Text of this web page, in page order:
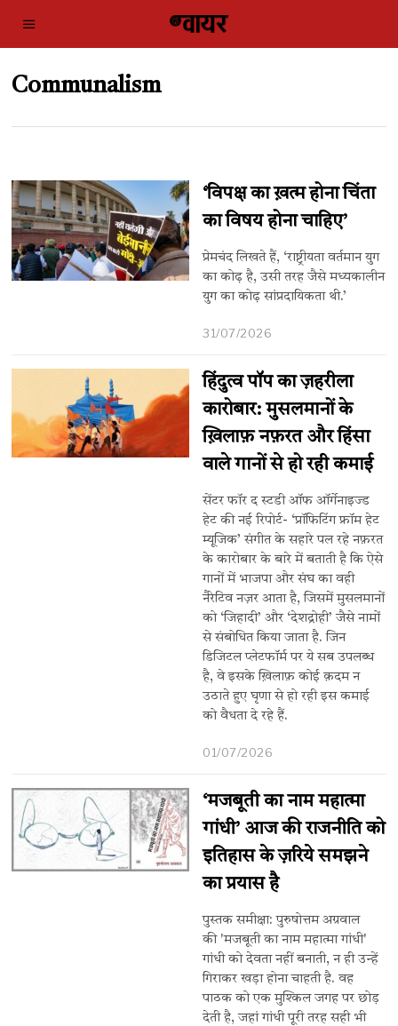
Communalism
‘विपक्ष का ख़त्म होना चिंता
का विषय होना चाहिए’
प्रेमचंद लिखते हैं, ‘राष्ट्रीयता वर्तमान युग
का कोढ़ है, उसी तरह जैसे मध्यकालीन
युग का कोढ़ सांप्रदायिकता थी.’
31/07/2026
हिंदुत्व पॉप का ज़हरीला
कारोबार: मुसलमानों के
ख़िलाफ़ नफ़रत और हिंसा
वाले गानों से हो रही कमाई
सेंटर फॉर द स्टडी ऑफ ऑर्गेनाइज्ड
हेट की नई रिपोर्ट- ‘प्रॉफिटिंग फ्रॉम हेट
म्यूजिक’ संगीत के सहारे पल रहे नफ़रत
के कारोबार के बारे में बताती है कि ऐसे
गानों में भाजपा और संघ का वही
नैरेटिव नज़र आता है, जिसमें मुसलमानों
को ‘जिहादी’ और ‘देशद्रोही’ जैसे नामों
से संबोधित किया जाता है. जिन
डिजिटल प्लेटफॉर्म पर ये सब उपलब्ध
है, वे इसके ख़िलाफ़ कोई क़दम न
उठाते हुए घृणा से हो रही इस कमाई
को वैधता दे रहे हैं.
01/07/2026
‘मजबूती का नाम महात्मा
गांधी’ आज की राजनीति को
इतिहास के ज़रिये समझने
का प्रयास है
पुस्तक समीक्षा: पुरुषोत्तम अग्रवाल
की 'मजबूती का नाम महात्मा गांधी'
गांधी को देवता नहीं बनाती, न ही उन्हें
गिराकर खड़ा होना चाहती है. वह
पाठक को एक मुश्किल जगह पर छोड़
देती है, जहां गांधी पूरी तरह सही भी